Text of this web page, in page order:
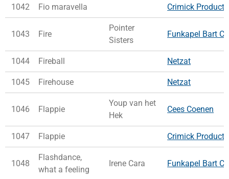
1042 Fio maravella Crimick
1043 Fire
Pointer
Sisters
Funkapel Bart
1044 Fireball Netzat
1045 Firehouse Netzat
1046 Flappie
Youp van het
Hek
Cees Coenen
1047 Flappie Crimick
1048
Flashdance,
what a feeling
Irene Cara Funkapel Bart